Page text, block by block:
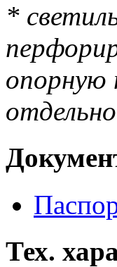
*
опорную
Тех.